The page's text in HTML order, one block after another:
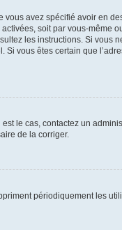
avez spécifié avoir en
soit par vous-même
les instructions. Si vous
vous êtes certain que
le cas, contactez un
de la corriger.
périodiquement les